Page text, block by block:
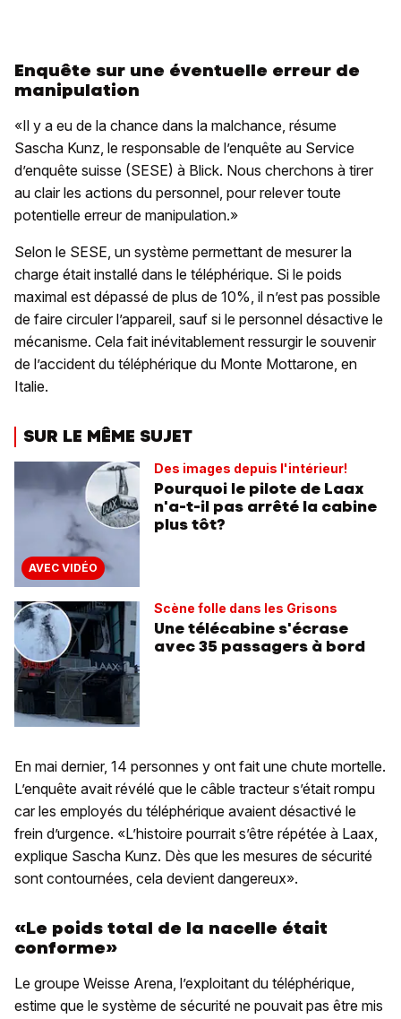
Enquête sur une éventuelle erreur de
manipulation
«Il y a eu de la chance dans la malchance, résume
Sascha Kunz, le responsable de l’enquête au Service
d’enquête suisse (SESE) à Blick. Nous cherchons à tirer
au clair les actions du personnel, pour relever toute
potentielle erreur de manipulation.»
Selon le SESE, un système permettant de mesurer la
charge était installé dans le téléphérique. Si le poids
maximal est dépassé de plus de 10%, il n’est pas possible
de faire circuler l’appareil, sauf si le personnel désactive le
mécanisme. Cela fait inévitablement ressurgir le souvenir
de l’accident du téléphérique du Monte Mottarone, en
Italie.
SUR LE MÊME SUJET
AVEC VIDÉO
Des images depuis l'intérieur!
Pourquoi le pilote de Laax
n'a-t-il pas arrêté la cabine
plus tôt?
Scène folle dans les Grisons
Une télécabine s'écrase
avec 35 passagers à bord
En mai dernier, 14 personnes y ont fait une chute mortelle.
L’enquête avait révélé que le câble tracteur s’était rompu
car les employés du téléphérique avaient désactivé le
frein d’urgence. «L’histoire pourrait s’être répétée à Laax,
explique Sascha Kunz. Dès que les mesures de sécurité
sont contournées, cela devient dangereux».
«Le poids total de la nacelle était
conforme»
Le groupe Weisse Arena, l’exploitant du téléphérique,
estime que le système de sécurité ne pouvait pas être mis